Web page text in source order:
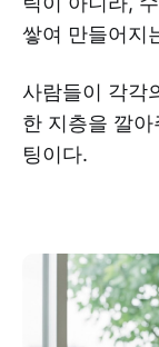
쌓여 만들어지
사람들이 각각
한 지층을 깔
팅이다.